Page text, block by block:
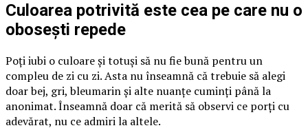
Culoarea potrivită este cea pe care nu o
obosești repede
Poți iubi o culoare și totuși să nu fie bună pentru un
compleu de zi cu zi. Asta nu înseamnă că trebuie să alegi
doar bej, gri, bleumarin și alte nuanțe cuminți până la
anonimat. Înseamnă doar că merită să observi ce porți cu
adevărat, nu ce admiri la altele.